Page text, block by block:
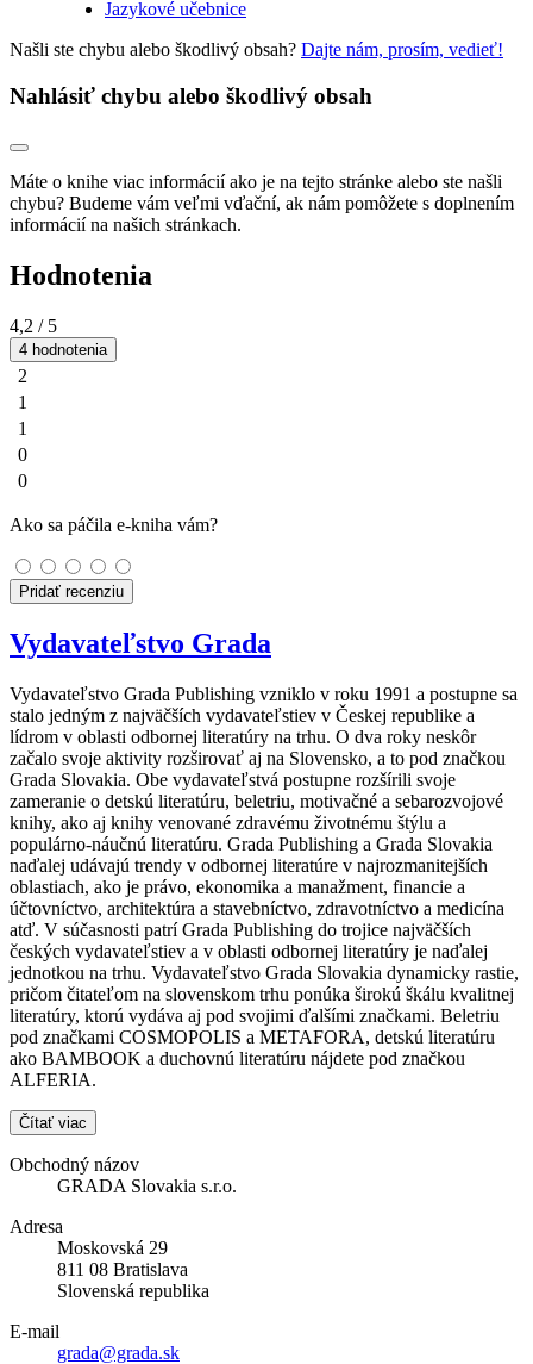
Jazykové učebnice
Našli ste chybu alebo škodlivý obsah? Dajte nám, prosím, vedieť!
Nahlásiť chybu alebo škodlivý obsah
Máte o knihe viac informácií ako je na tejto stránke alebo ste našli
chybu? Budeme vám veľmi vďační, ak nám pomôžete s doplnením
informácií na našich stránkach.
Hodnotenia
4,2 / 5
4 hodnotenia
2
1
1
0
0
Ako sa páčila e-kniha vám?
Pridať recenziu
Vydavateľstvo Grada
Vydavateľstvo Grada Publishing vzniklo v roku 1991 a postupne sa
stalo jedným z najväčších vydavateľstiev v Českej republike a
lídrom v oblasti odbornej literatúry na trhu. O dva roky neskôr
začalo svoje aktivity rozširovať aj na Slovensko, a to pod značkou
Grada Slovakia. Obe vydavateľstvá postupne rozšírili svoje
zameranie o detskú literatúru, beletriu, motivačné a sebarozvojové
knihy, ako aj knihy venované zdravému životnému štýlu a
populárno-náučnú literatúru. Grada Publishing a Grada Slovakia
naďalej udávajú trendy v odbornej literatúre v najrozmanitejších
oblastiach, ako je právo, ekonomika a manažment, financie a
účtovníctvo, architektúra a stavebníctvo, zdravotníctvo a medicína
atď. V súčasnosti patrí Grada Publishing do trojice najväčších
českých vydavateľstiev a v oblasti odbornej literatúry je naďalej
jednotkou na trhu. Vydavateľstvo Grada Slovakia dynamicky rastie,
pričom čitateľom na slovenskom trhu ponúka širokú škálu kvalitnej
literatúry, ktorú vydáva aj pod svojimi ďalšími značkami. Beletriu
pod značkami COSMOPOLIS a METAFORA, detskú literatúru
ako BAMBOOK a duchovnú literatúru nájdete pod značkou
ALFERIA.
Čítať viac
Obchodný názov
GRADA Slovakia s.r.o.
Adresa
Moskovská 29
811 08 Bratislava
Slovenská republika
E-mail
grada@grada.sk